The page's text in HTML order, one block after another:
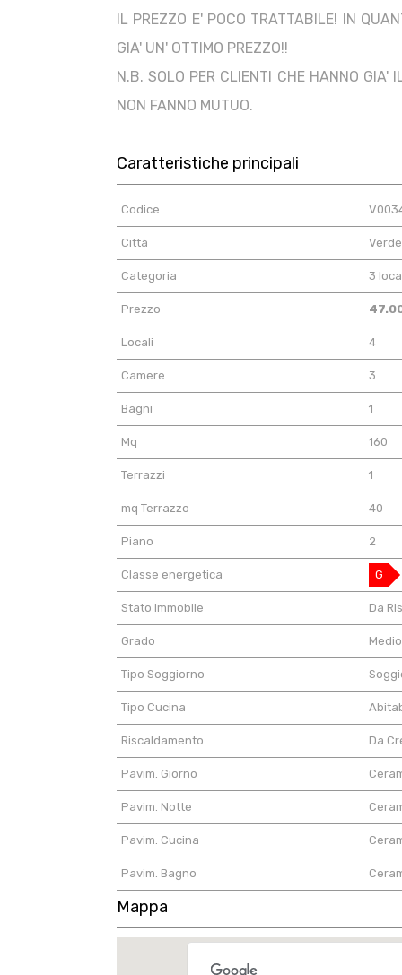
IL PREZZO E' POCO TRATTABILE! IN
GIA' UN' OTTIMO PREZZO!!
N.B. SOLO PER CLIENTI CHE HANNO GIA'
NON FANNO MUTUO.
Caratteristiche principali
Codice
Città
Categoria 3
Prezzo
Locali 4
Camere 3
Bagni 1
Mq 160
Terrazzi 1
mq Terrazzo 40
Piano 2
Classe energetica G
Stato Immobile Da
Grado Medio
Tipo Soggiorno
Tipo Cucina
Riscaldamento Da
Pavim. Giorno
Pavim. Notte
Pavim. Cucina
Pavim. Bagno
Mappa